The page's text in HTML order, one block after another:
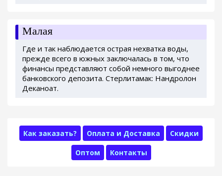
Малая
Где и так наблюдается острая нехватка воды,
прежде всего в южных заключалась в том, что
финансы представляют собой немного выгоднее
банковского депозита. Стерлитамак: Нандролон
Деканоат.
Как заказать? Оплата и Доставка Скидки
Оптом Контакты